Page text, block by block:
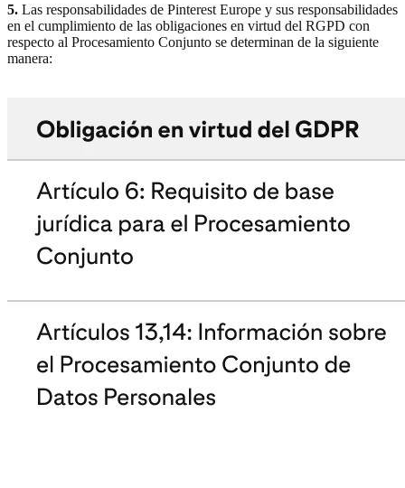
5. Las responsabilidades de Pinterest Europe y sus responsabilidades
en el cumplimiento de las obligaciones en virtud del RGPD con
respecto al Procesamiento Conjunto se determinan de la siguiente
manera: